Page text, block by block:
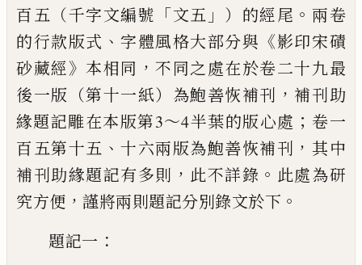
百五（千字文編號 「文五 」 ）的經尾 。兩卷
的行款版式 、 字體風格大部分與 《影印宋磧
砂藏經》本相同 ，不同之處在於卷二十九最
後一版（第十一紙）為鮑善恢補刊 ， 補刊助
緣題記雕在本版第3～4半葉的版心處 ； 卷一
百五第十五 、十六兩版為鮑善恢補刊 ， 其中
補刊助緣題記有多則 ， 此不詳錄 。 此處為研
究方便 ， 謹將兩則題記分別錄文於下 。
題記一 ：